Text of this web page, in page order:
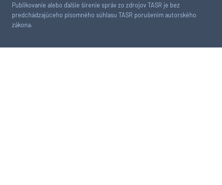
Publikovanie alebo ďalšie šírenie správ zo zdrojov TASR je bez
predchádzajúceho písomného súhlasu TASR porušením autorského
zákona.